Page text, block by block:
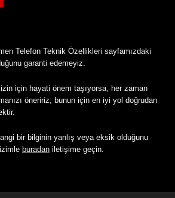
Telefon Teknik Özellikleri sayfamızdaki
garanti edemeyiz.
için hayati önem taşıyorsa, her zaman
öneririz; bunun için en iyi yol doğrudan
bir bilginin yanlış veya eksik olduğunu
buradan iletişime geçin.